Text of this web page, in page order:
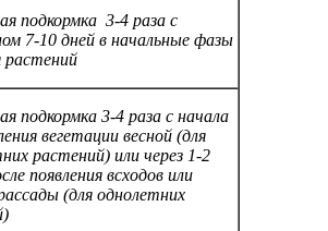
подкормка 3-4 раза с
7-10 дней в начальные фазы
растений
подкормка 3-4 раза с начала
вегетации весной (для
растений) или через 1-2
появления всходов или
(для однолетних